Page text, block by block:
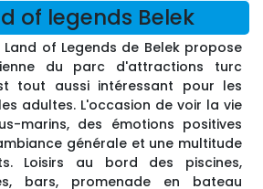
of legends Belek
of Legends de Belek propose
du parc d'attractions turc
tout aussi intéressant pour les
adultes. L'occasion de voir la vie
marins, des émotions positives
générale et une multitude
Loisirs au bord des piscines,
bars, promenade en bateau